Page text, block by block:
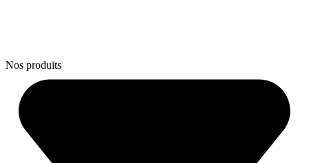
Nos produits